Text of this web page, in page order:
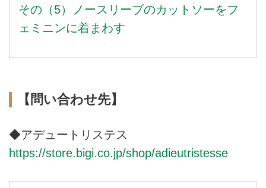
その（5）ノースリーブのカットソーをフ
ェミニンに着まわす
【問い合わせ先】
◆アデュートリステス
https://store.bigi.co.jp/shop/adieutristesse